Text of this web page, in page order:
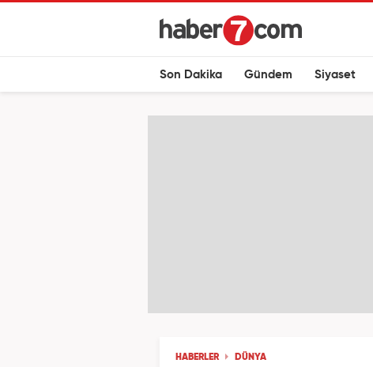
Son Dakika Gündem Siyaset
HABERLER DÜNYA